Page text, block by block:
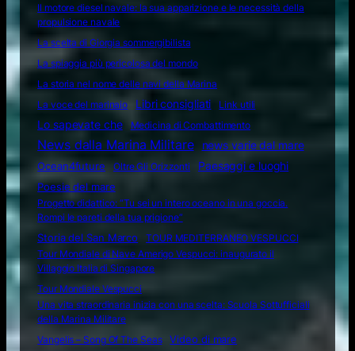
Il motore diesel navale: la sua apparizione e le necessità della
propulsione navale
La scelta di Giorgia sommergibilista
La spiaggia più pericolosa del mondo
La storia nel nome delle navi della Marina
La voce del marinaio
Libri consigliati Link utili
Lo sapevate che Medicina di Combattimento
News dalla Marina Militare
news varie dal mare
Ocean4future
Oltre Gli Orizzonti
Paesaggi e luoghi
Poesie del mare
Progetto didattico: “Tu sei un intero oceano in una goccia.
Rompi le pareti della tua prigione”
Storia del San Marco
TOUR MEDITERRANEO VESPUCCI
Tour Mondiale di Nave Amerigo Vespucci: inaugurato il
Villaggio Italia di Singapore
Tour Mondiale Vespucci
Una vita straordinaria inizia con una scelta: Scuola Sottufficiali
della Marina Militare
Vangelis – Song Of The Seas
Video di mare